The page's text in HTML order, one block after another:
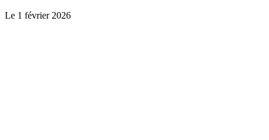
Le 1 février 2026